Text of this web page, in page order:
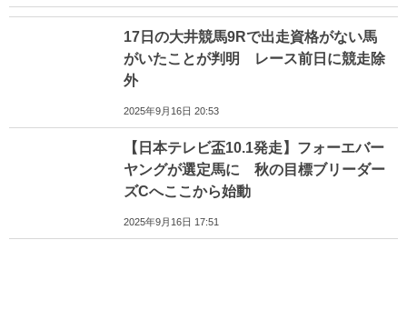
17日の大井競馬9Rで出走資格がない馬
がいたことが判明 レース前日に競走除
外
2025年9月16日 20:53
【日本テレビ盃10.1発走】フォーエバー
ヤングが選定馬に 秋の目標ブリーダー
ズCへここから始動
2025年9月16日 17:51